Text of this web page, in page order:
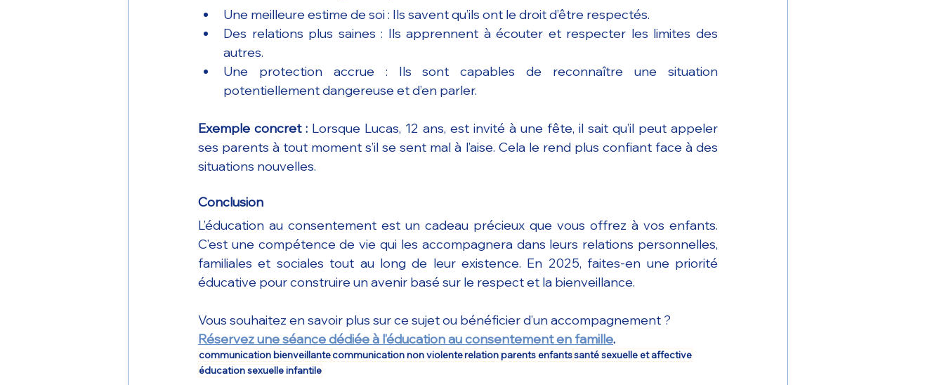
Une meilleure estime de soi : Ils savent qu’ils ont le droit d’être respectés.
Des relations plus saines : Ils apprennent à écouter et respecter les limites des
autres.
Une protection accrue : Ils sont capables de reconnaître une situation
potentiellement dangereuse et d’en parler.
Exemple concret : Lorsque Lucas, 12 ans, est invité à une fête, il sait qu’il peut appeler
ses parents à tout moment s’il se sent mal à l’aise. Cela le rend plus confiant face à des
situations nouvelles.
Conclusion
L’éducation au consentement est un cadeau précieux que vous offrez à vos enfants.
C’est une compétence de vie qui les accompagnera dans leurs relations personnelles,
familiales et sociales tout au long de leur existence. En 2025, faites-en une priorité
éducative pour construire un avenir basé sur le respect et la bienveillance.
Vous souhaitez en savoir plus sur ce sujet ou bénéficier d’un accompagnement ?
Réservez une séance dédiée à l’éducation au consentement en famille.
communication bienveillantecommunication non violenterelation parents enfantssanté sexuelle et affective
éducation sexuelle infantile